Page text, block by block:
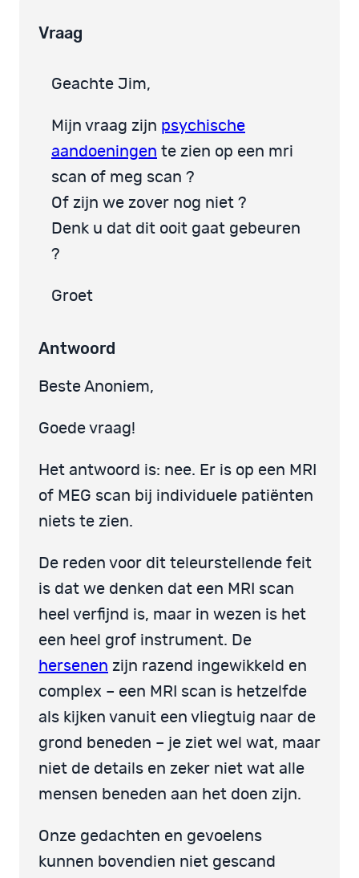
Vraag
Geachte Jim,
Mijn vraag zijn psychische
aandoeningen te zien op een mri
scan of meg scan ?
Of zijn we zover nog niet ?
Denk u dat dit ooit gaat gebeuren
?
Groet
Antwoord
Beste Anoniem,
Goede vraag!
Het antwoord is: nee. Er is op een MRI
of MEG scan bij individuele patiënten
niets te zien.
De reden voor dit teleurstellende feit
is dat we denken dat een MRI scan
heel verfijnd is, maar in wezen is het
een heel grof instrument. De
hersenen zijn razend ingewikkeld en
complex – een MRI scan is hetzelfde
als kijken vanuit een vliegtuig naar de
grond beneden – je ziet wel wat, maar
niet de details en zeker niet wat alle
mensen beneden aan het doen zijn.
Onze gedachten en gevoelens
kunnen bovendien niet gescand